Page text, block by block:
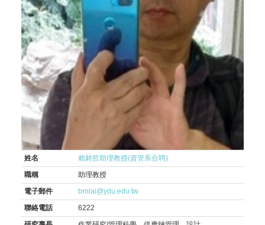
姓名
賴銘哲助理教授(資管系合聘)
職稱
助理教授
電子郵件
brnlai@ydu.edu.tw
聯絡電話
6222